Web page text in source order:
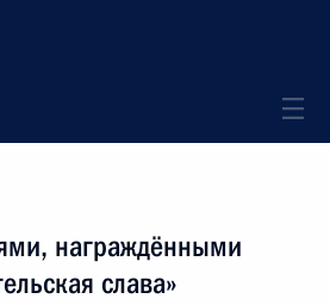
награждёнными
слава»